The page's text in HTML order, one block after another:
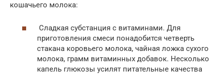
кошачьего молока:
Сладкая субстанция с витаминами. Для
приготовления смеси понадобится четверть
стакана коровьего молока, чайная ложка сухого
молока, грамм витаминных добавок. Несколько
капель глюкозы усилят питательные качества